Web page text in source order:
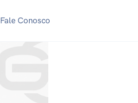
Fale Conosco